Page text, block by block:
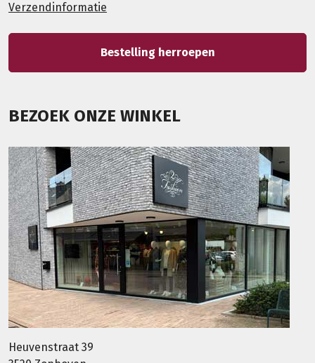
Verzendinformatie
Bestelling herroepen
BEZOEK ONZE WINKEL
Heuvenstraat 39